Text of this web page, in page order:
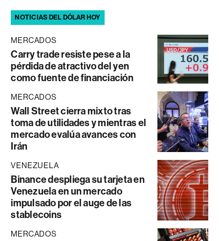
NOTICIAS DEL DÓLAR HOY
MERCADOS
Carry trade resiste pese a la
pérdida de atractivo del yen
como fuente de financiación
MERCADOS
Wall Street cierra mixto tras
toma de utilidades y mientras el
mercado evalúa avances con
Irán
VENEZUELA
Binance despliega su tarjeta en
Venezuela en un mercado
impulsado por el auge de las
stablecoins
MERCADOS